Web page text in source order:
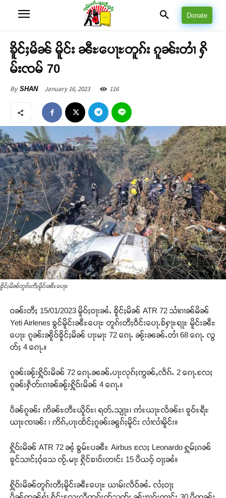
Donate
ၶိူင်ႈမိၼ် မိူင်း ၼီႊပေႃႊတူၵ်း ၵူၼ်းတၢႆ ႁိ
မ်းၸမ် 70
By SHAN January 16, 2023 116
ၶိူင်ႈမိၼ်တူၵ်းတီႈမိူင်းၼီႊပေႃႊ
ဝၼ်းတီႈ 15/01/2023 မိူဝ်ႈဝႃးၼႆႉ ၶိူင်ႈမိၼ် ATR 72 သၢႆၵၢၼ်မိၼ်
Yeti Airlenes ၶွင်မိူင်းၼီႊပေႃႊ တူၵ်းတီႈဝဵင်းပေႃႉၶ်ႁႃႊရႃႊ မိူင်းၼီႊ
ပေႃႊ ၵူၼ်းၼိူဝ်ၶိူင်ႈမိၼ် ပႃးမႃး 72 ၵေႃႉ ၼႂ်းၼၼ်ႉတၢႆ 68 ၵေႃႉ လွ
တ်ႈ 4 ၵေႃႉ။
ၵူၼ်းၼႂ်းႁိူဝ်းမိၼ် 72 ၵေႃႉၼၼ်ႉပႃးလုၵ်ႈဢွၼ်ႇလဵၵ်ႉ 2 ၵေႃႉလႄႈ
ၵူၼ်းႁဵတ်းၵၢၼ်ၼႂ်းႁိူဝ်းမိၼ် 4 ၵေႃႉ။
ပဵၼ်ၵူၼ်း ဢိၼ်ႊတီႊယိူဝ်ႊ၊ ရတ်ႉသျႃႊ၊ ဢႆႊယႃႊလႅၼ်ႊ၊ ၶူဝ်ႊရီႊ
ယႃႊၸၢၼ်း ၊ ဢိၵ်ႇပႃးထႅင်ႈၵူၼ်းၼွၵ်ႈမိူင်း လၢႆလၢႆမိူင်း။
ႁိူဝ်းမိၼ် ATR 72 ၼႆ့ ၶွမ်ႊပၼီႊ Airbus လႄႈ Leonardo ႁူမ်ႈၵၼ်
ၶူင်သၢင်ႈဝႆ့သေ ၸႂ်ႉမႃး ႁိုင်ၶၢဝ်းတၢင်း 15 ပီယဝ့် ဝႃႈၼႆ။
ႁိူဝ်းမိၼ်တူၵ်းတီႈမိူင်းၼီႊပေႃႊ ယၢမ်းလဵဝ်ၼႆႉ လႆႈဝႃႈ